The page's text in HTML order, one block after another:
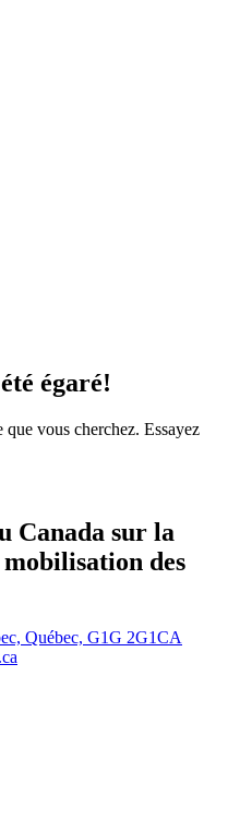
égaré!
vous cherchez. Essayez
Canada sur la
des
Québec, G1G 2G1CA